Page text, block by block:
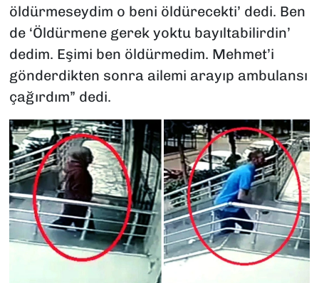
öldürmeseydim o beni öldürecekti’ dedi. Ben
de ‘Öldürmene gerek yoktu bayıltabilirdin’
dedim. Eşimi ben öldürmedim. Mehmet’i
gönderdikten sonra ailemi arayıp ambulansı
çağırdım” dedi.